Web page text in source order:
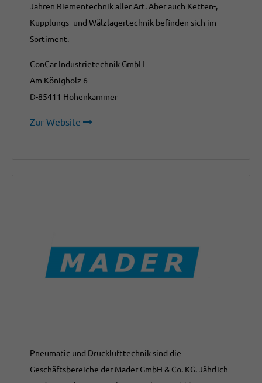
Jahren Riementechnik aller Art. Aber auch Ketten-,
Kupplungs- und Wälzlagertechnik befinden sich im
Sortiment.
ConCar Industrietechnik GmbH
Am Königholz 6
D-85411 Hohenkammer
Zur Website
Pneumatic und Drucklufttechnik sind die
Geschäftsbereiche der Mader GmbH & Co. KG. Jährlich